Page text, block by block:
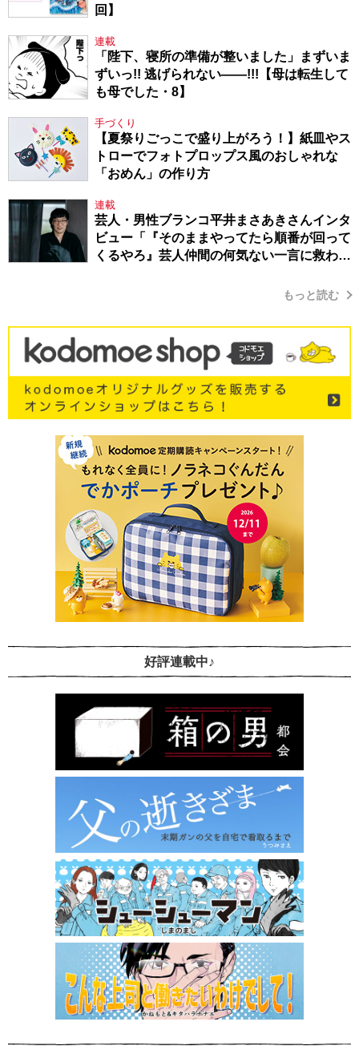
回】
連載
「陛下、寝所の準備が整いました」まずいま
ずいっ!! 逃げられない――!!!【母は転生して
も母でした・8】
手づくり
【夏祭りごっこで盛り上がろう！】紙皿やス
トローでフォトプロップス風のおしゃれな
「おめん」の作り方
連載
芸人・男性ブランコ平井まさあきさんインタ
ビュー「『そのままやってたら順番が回って
くるやろ』芸人仲間の何気ない一言に救われ
もっと読む
好評連載中♪